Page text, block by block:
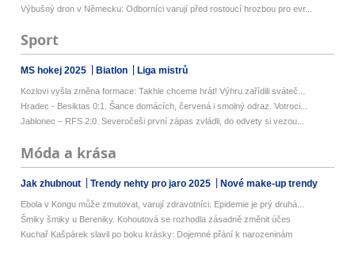
Výbušný dron v Německu: Odborníci varují před rostoucí hrozbou pro evr...
Sport
MS hokej 2025 Biatlon Liga mistrů
Kozlovi vyšla změna formace: Takhle chceme hrát! Výhru zařídili sváteč...
Hradec - Besiktas 0:1. Šance domácích, červená i smolný odraz. Votroci...
Jablonec – RFS 2:0. Severočeši první zápas zvládli, do odvety si vezou...
Móda a krása
Jak zhubnout Trendy nehty pro jaro 2025 Nové make-up trendy
Ebola v Kongu může zmutovat, varují zdravotníci. Epidemie je prý druhá...
Šmiky šmiky u Bereniky. Kohoutová se rozhodla zásadně změnit účes
Kuchař Kašpárek slavil po boku krásky: Dojemné přání k narozeninám